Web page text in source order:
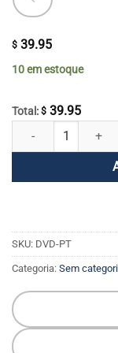
$ 39.95
10 em estoque
Total: $ 39.95
Treinamento físico
SKU: DVD-PT
Categoria: Sem